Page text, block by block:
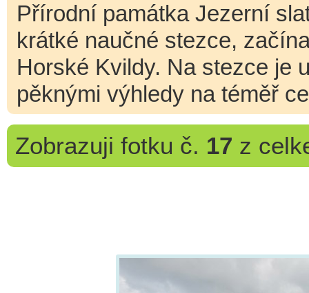
Přírodní památka Jezerní
krátké naučné stezce,
Horské Kvildy. Na stezce je
pěknými výhledy na téměř
Zobrazuji fotku č. 17 z